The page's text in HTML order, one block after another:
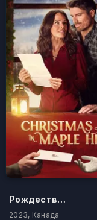
Рождество в Мэйпл-Хиллс
2023, Канада